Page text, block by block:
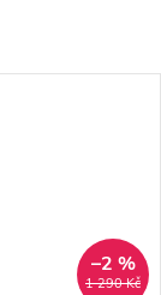
1 290 Kč
–2 %